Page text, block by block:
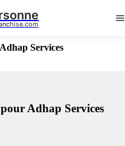
Services
Adhap Services